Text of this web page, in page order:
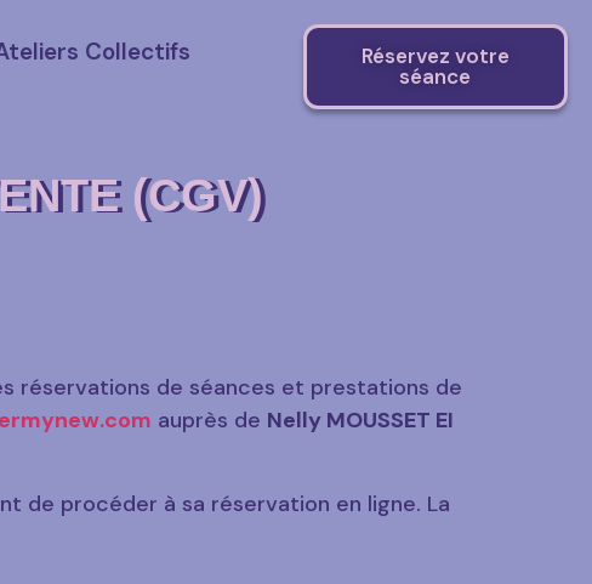
Collectifs
Réservez votre
séance
(CGV)
réservations de séances et prestations de
auprès de Nelly MOUSSET EI
de procéder à sa réservation en ligne. La